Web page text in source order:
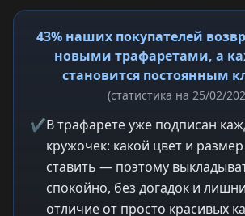
43% наших покупателей
новыми трафаретами, а
становится постоянным
(статистика на 25/02/
✔В трафарете уже подписан
кружочек: какой цвет и размер
ставить — поэтому
спокойно, без догадок и
отличие от просто красивых